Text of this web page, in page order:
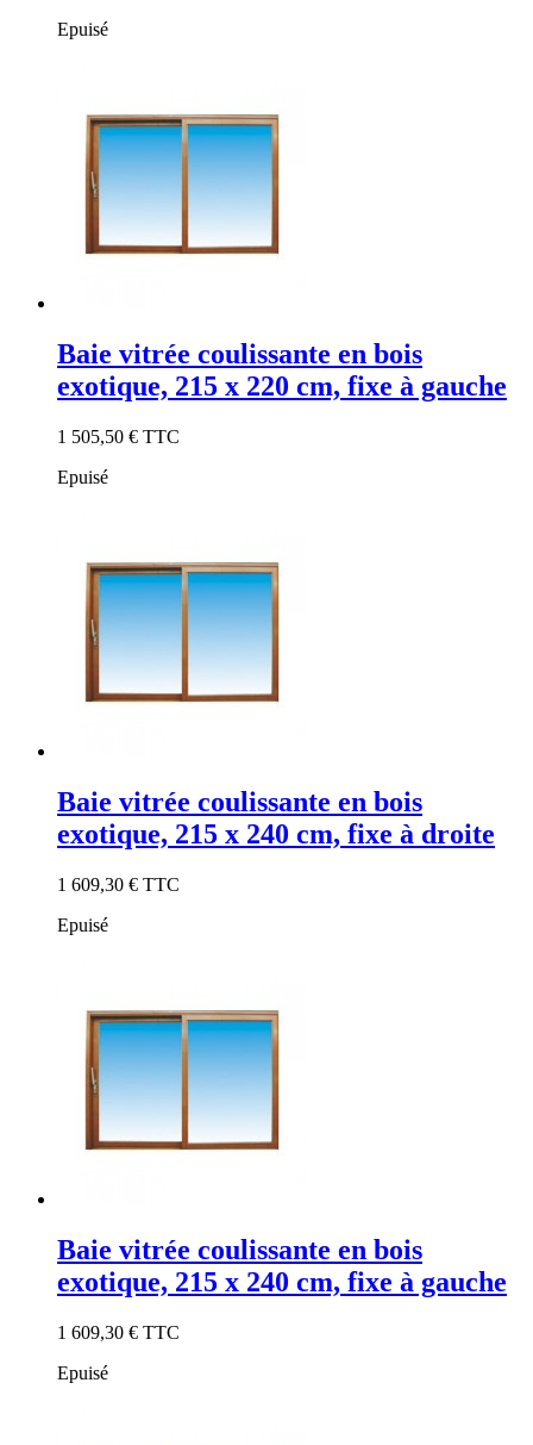
Epuisé
Baie vitrée coulissante en bois
exotique, 215 x 220 cm, fixe à gauche
1 505,50 € TTC
Epuisé
Baie vitrée coulissante en bois
exotique, 215 x 240 cm, fixe à droite
1 609,30 € TTC
Epuisé
Baie vitrée coulissante en bois
exotique, 215 x 240 cm, fixe à gauche
1 609,30 € TTC
Epuisé